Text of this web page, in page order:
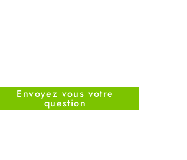
Envoyez vous votre
question